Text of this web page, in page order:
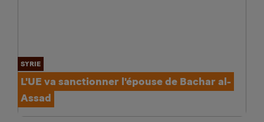
SYRIE
L'UE va sanctionner l'épouse de Bachar al-
Assad